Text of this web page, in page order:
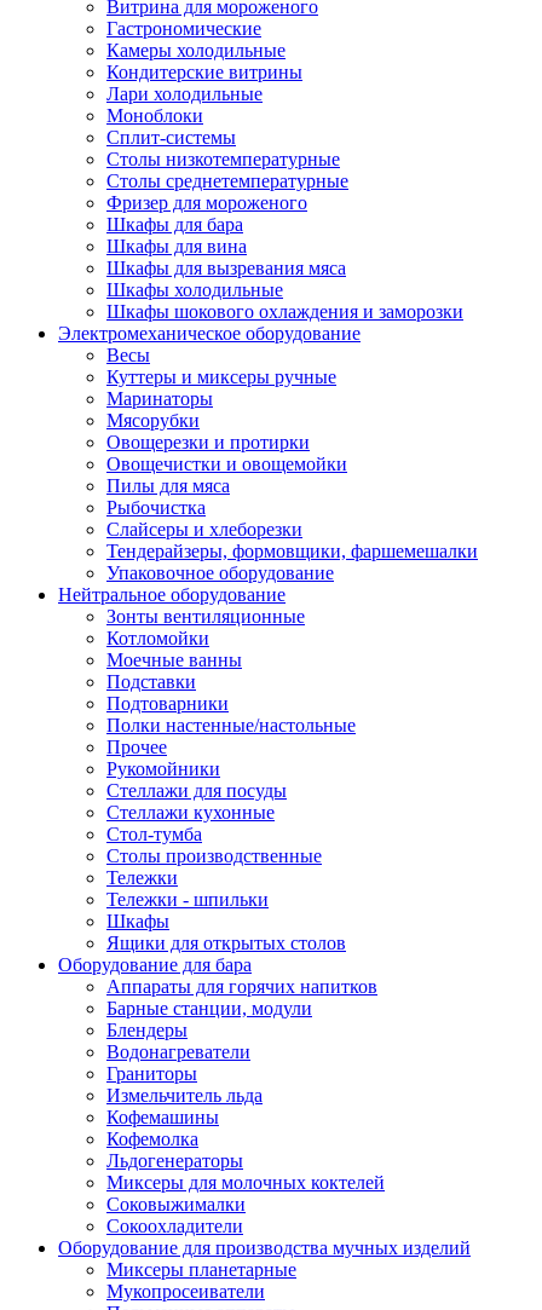
Витрина для мороженого
Гастрономические
Камеры холодильные
Кондитерские витрины
Лари холодильные
Моноблоки
Сплит-системы
Столы низкотемпературные
Столы среднетемпературные
Фризер для мороженого
Шкафы для бара
Шкафы для вина
Шкафы для вызревания мяса
Шкафы холодильные
Шкафы шокового охлаждения и заморозки
Электромеханическое оборудование
Весы
Куттеры и миксеры ручные
Маринаторы
Мясорубки
Овощерезки и протирки
Овощечистки и овощемойки
Пилы для мяса
Рыбочистка
Слайсеры и хлеборезки
Тендерайзеры, формовщики, фаршемешалки
Упаковочное оборудование
Нейтральное оборудование
Зонты вентиляционные
Котломойки
Моечные ванны
Подставки
Подтоварники
Полки настенные/настольные
Прочее
Рукомойники
Стеллажи для посуды
Стеллажи кухонные
Стол-тумба
Столы производственные
Тележки
Тележки - шпильки
Шкафы
Ящики для открытых столов
Оборудование для бара
Аппараты для горячих напитков
Барные станции, модули
Блендеры
Водонагреватели
Граниторы
Измельчитель льда
Кофемашины
Кофемолка
Льдогенераторы
Миксеры для молочных коктелей
Соковыжималки
Сокоохладители
Оборудование для производства мучных изделий
Миксеры планетарные
Мукопросеиватели